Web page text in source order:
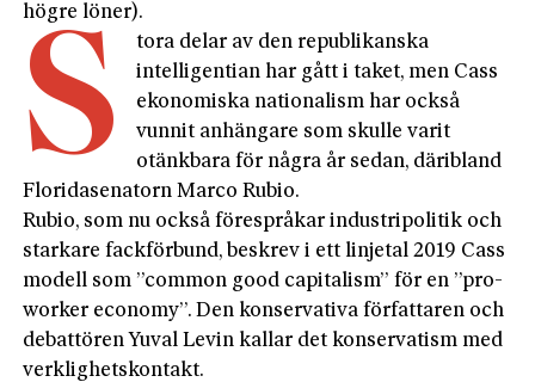
högre löner).
S
tora delar av den republikanska
intelligentian har gått i taket, men Cass
ekonomiska nationalism har också
vunnit anhängare som skulle varit
otänkbara för några år sedan, däribland
Floridasenatorn Marco Rubio.
Rubio, som nu också förespråkar industripolitik och
starkare fackförbund, beskrev i ett linjetal 2019 Cass
modell som ”common good capitalism” för en ”pro-
worker economy”. Den konservativa författaren och
debattören Yuval Levin kallar det konservatism med
verklighetskontakt.